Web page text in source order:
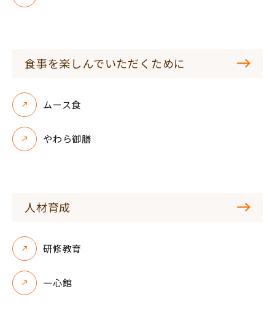
食事を楽しんでいただくために
ムース食
やわら御膳
人材育成
研修教育
一心館